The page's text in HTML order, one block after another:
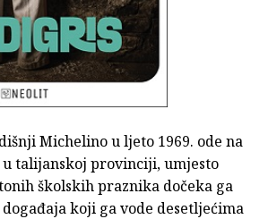
Michelino u ljeto 1969. ode na
talijanskoj provinciji, umjesto
školskih praznika dočeka ga
koji ga vode desetljećima